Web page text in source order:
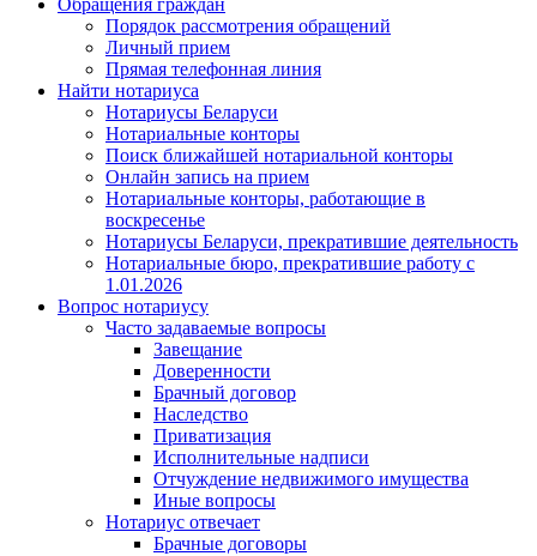
Порядок рассмотрения обращений
Личный прием
Прямая телефонная линия
Найти нотариуса
Нотариусы Беларуси
Нотариальные конторы
Поиск ближайшей нотариальной конторы
Онлайн запись на прием
Нотариальные конторы, работающие в
воскресенье
Нотариусы Беларуси, прекратившие деятельность
Нотариальные бюро, прекратившие работу с
1.01.2026
Вопрос нотариусу
Часто задаваемые вопросы
Завещание
Доверенности
Брачный договор
Наследство
Приватизация
Исполнительные надписи
Отчуждение недвижимого имущества
Иные вопросы
Нотариус отвечает
Брачные договоры